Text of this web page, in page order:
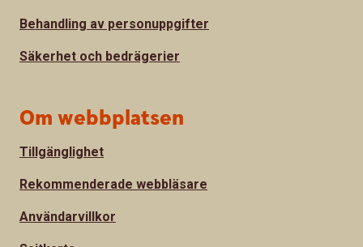
Behandling av personuppgifter
Säkerhet och bedrägerier
Om webbplatsen
Tillgänglighet
Rekommenderade webbläsare
Användarvillkor